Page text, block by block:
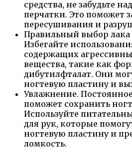
средства, не забудьте
перчатки. Это поможет
пересушивания и
Правильный выбор лака
Избегайте
содержащих
вещества, такие как
дибутилфталат. Они
ногтевую пластину и
Увлажнение.
поможет сохранить
Используйте
для рук, которые
ногтевую пластину и
ломкость.